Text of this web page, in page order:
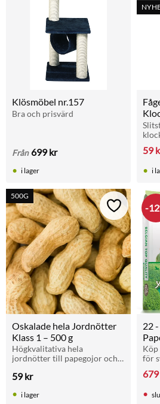
Klösmöbel nr.157
Bra och prisvärd
Från 699kr
i lager
59
i
Oskalade hela Jordnötter
Klass 1 – 500 g
Högkvalitativa hela
jordnötter till papegojor och
naturlig sysselsättning,
belöning.
59kr
500G
Lägg till i
i lager
22
Köp
för
679
12